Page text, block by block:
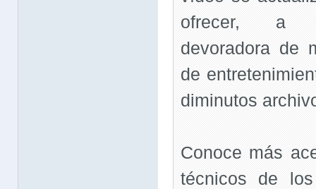
ofrecer, a
devoradora de
de
diminutos
Conoce más
técnicos de